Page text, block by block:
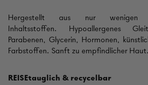
Hergestellt aus nur wenigen
Inhaltsstoffen. Hypoallergenes
Parabenen, Glycerin, Hormonen,
Farbstoffen. Sanft zu empfindlicher Haut.
REISEtauglich & recycelbar